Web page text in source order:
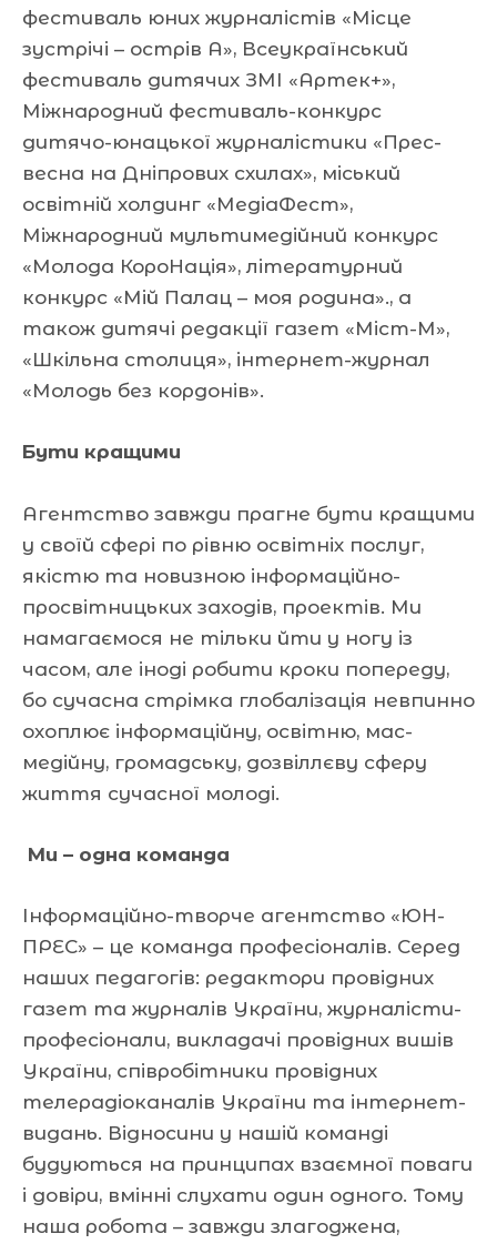
фестиваль юних журналістів «Місце
зустрічі – острів А», Всеукраїнський
фестиваль дитячих ЗМІ «Артек+»,
Міжнародний фестиваль-конкурс
дитячо-юнацької журналістики «Прес-
весна на Дніпрових схилах», міський
освітній холдинг «МедіаФест»,
Міжнародний мультимедійний конкурс
«Молода КороНація», літературний
конкурс «Мій Палац – моя родина»., а
також дитячі редакції газет «Міст-М»,
«Шкільна столиця», інтернет-журнал
«Молодь без кордонів».
Бути кращими
Агентство завжди прагне бути кращими
у своїй сфері по рівню освітніх послуг,
якістю та новизною інформаційно-
просвітницьких заходів, проектів. Ми
намагаємося не тільки йти у ногу із
часом, але іноді робити кроки попереду,
бо сучасна стрімка глобалізація невпинно
охоплює інформаційну, освітню, мас-
медійну, громадську, дозвіллєву сферу
життя сучасної молоді.
Ми – одна команда
Інформаційно-творче агентство «ЮН-
ПРЕС» – це команда професіоналів. Серед
наших педагогів: редактори провідних
газет та журналів України, журналісти-
професіонали, викладачі провідних вишів
України, співробітники провідних
телерадіоканалів України та інтернет-
видань. Відносини у нашій команді
будуються на принципах взаємної поваги
і довіри, вмінні слухати один одного. Тому
наша робота – завжди злагоджена,